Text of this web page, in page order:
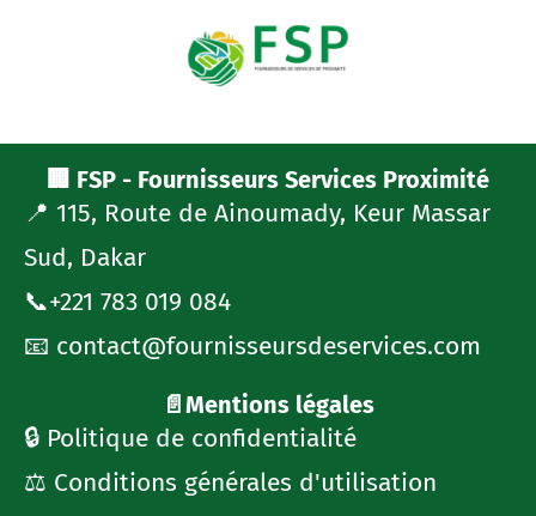
🏢 FSP - Fournisseurs Services Proximité
📍 115, Route de Ainoumady, Keur Massar
Sud, Dakar
📞+221 783 019 084
📧 contact@fournisseursdeservices.com
📄Mentions légales
🔒 Politique de confidentialité
⚖️ Conditions générales d'utilisation